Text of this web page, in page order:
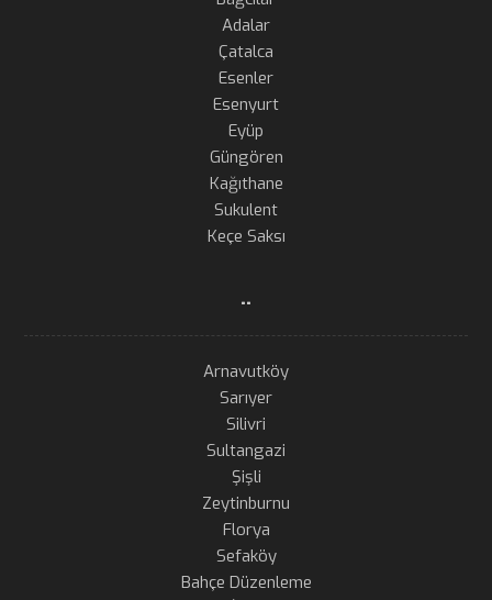
Adalar
Çatalca
Esenler
Esenyurt
Eyüp
Güngören
Kağıthane
Sukulent
Keçe Saksı
..
Arnavutköy
Sarıyer
Silivri
Sultangazi
Şişli
Zeytinburnu
Florya
Sefaköy
Bahçe Düzenleme